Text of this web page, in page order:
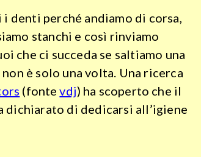
denti perché andiamo di corsa,
stanchi e così rinviamo
che ci succeda se saltiamo una
è solo una volta. Una ricerca
(fontevdj) ha scoperto che il
di dedicarsi all’igiene